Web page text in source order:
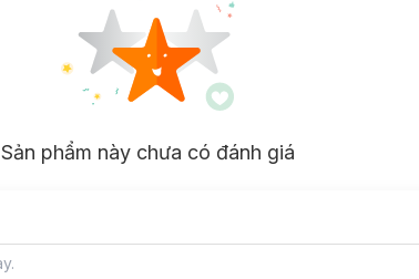
Sản phẩm này chưa có đánh giá